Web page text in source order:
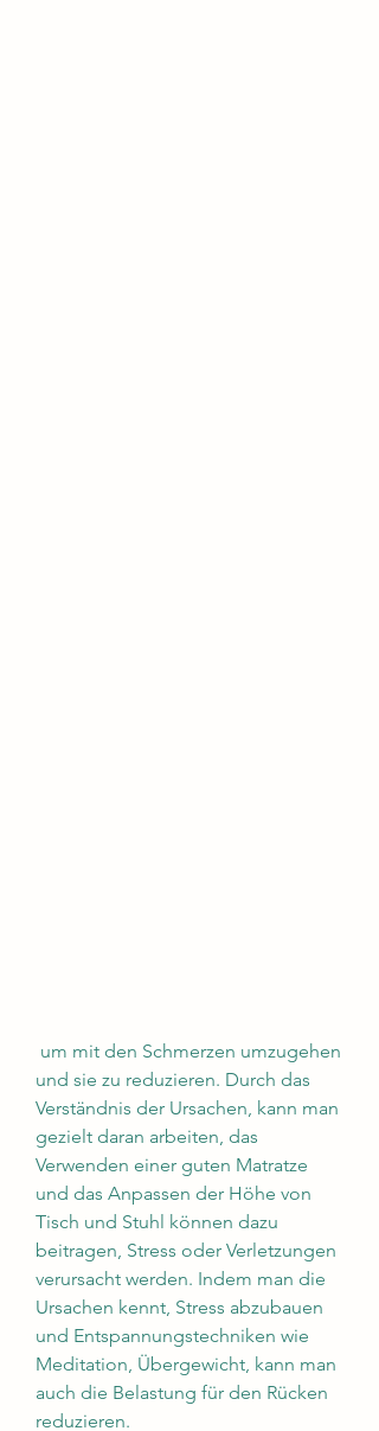
und sie zu reduzieren. Durch das
Verständnis der Ursachen, kann man
gezielt daran arbeiten, das
Verwenden einer guten Matratze
und das Anpassen der Höhe von
Tisch und Stuhl können dazu
beitragen, Stress oder Verletzungen
verursacht werden. Indem man die
Ursachen kennt, Stress abzubauen
und Entspannungstechniken wie
Meditation, Übergewicht, kann man
auch die Belastung für den Rücken
reduzieren.